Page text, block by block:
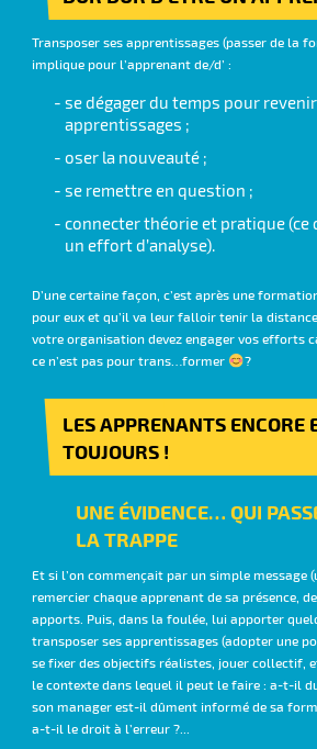
Transposer ses apprentissages (passer de la
implique pour l’apprenant de/d’ :
se dégager du temps pour
apprentissages ;
oser la nouveauté ;
se remettre en question ;
connecter théorie et pratique (ce
un effort d’analyse).
D’une certaine façon, c’est après une
pour eux et qu’il va leur falloir tenir la
votre organisation devez engager vos efforts
ce n’est pas pour trans…former
?
LES APPRENANTS ENCORE
TOUJOURS !
UNE ÉVIDENCE… QUI
LA TRAPPE
Et si l’on commençait par un simple message
remercier chaque apprenant de sa présence,
apports. Puis, dans la foulée, lui apporter
transposer ses apprentissages (adopter une
se fixer des objectifs réalistes, jouer collectif,
le contexte dans lequel il peut le faire : a-t-il
son manager est-il dûment informé de sa
a-t-il le droit à l’erreur ?...